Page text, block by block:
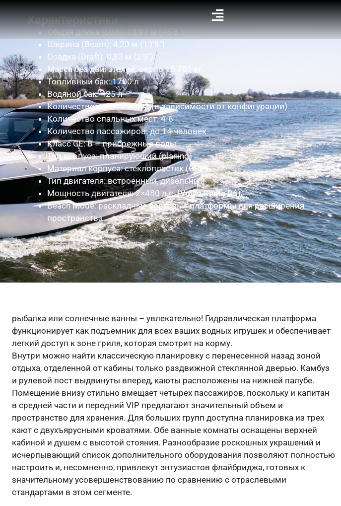
Характеристики
Общая длина (LOA): 13,97 м (45'8″)
Ширина (Beam): 4,20 м (13'8″)
Осадка (Draft): 0,83 м (2'9″)
Масса без двигателей: около 15 701 кг.
Топливный бак: 1700 л
Водяной бак: 425 л
Количество кают: 2 или 3 (в зависимости от конфигурации)
Количество спальных мест: 4-6
Количество пассажиров: до 14 человек
Класс CE: B – прибрежные воды
Тип корпуса: планирующий (planing)
Материал корпуса: стеклопластик (GRP)
Тип двигателя: встроенный, дизельный
Мощность двигателя: 2×480 л.с. (Volvo Penta D6)
Beach Mode: раскладные бортовые платформы для расширения
пространства
рыбалка или солнечные ванны – увлекательно! Гидравлическая платформа
функционирует как подъемник для всех ваших водных игрушек и обеспечивает
легкий доступ к зоне гриля, которая смотрит на корму.
Внутри можно найти классическую планировку с перенесенной назад зоной
отдыха, отделенной от кабины только раздвижной стеклянной дверью. Камбуз
и рулевой пост выдвинуты вперед, каюты расположены на нижней палубе.
Помещение внизу стильно вмещает четырех пассажиров, поскольку и капитан
в средней части и передний VIP предлагают значительный объем и
пространство для хранения. Для больших групп доступна планировка из трех
кают с двухъярусными кроватями. Обе ванные комнаты оснащены верхней
кабиной и душем с высотой стояния. Разнообразие роскошных украшений и
исчерпывающий список дополнительного оборудования позволяют полностью
настроить и, несомненно, привлекут энтузиастов флайбриджа, готовых к
значительному усовершенствованию по сравнению с отраслевыми
стандартами в этом сегменте.